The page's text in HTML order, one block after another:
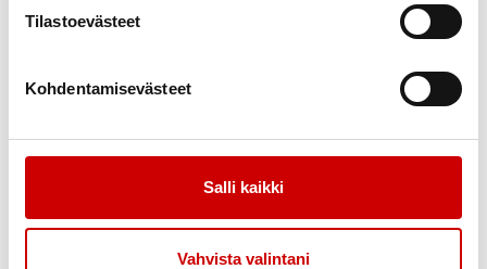
Tilastoevästeet
Kohdentamisevästeet
Salli kaikki
Vahvista valintani
12.00 Kunnonpaikka Jokiharjuntie 3 70910 Vuorela